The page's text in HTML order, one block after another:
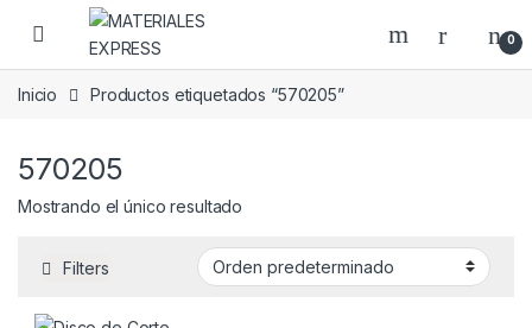
Skip to navigation
Skip to content
0
Inicio Productos etiquetados “570205”
570205
Mostrando el único resultado
Filters